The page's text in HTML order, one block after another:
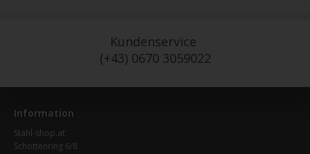
Kundenservice
(+43) 0670 3059022
Information
Stahl-shop.at
Schottenring 6/8